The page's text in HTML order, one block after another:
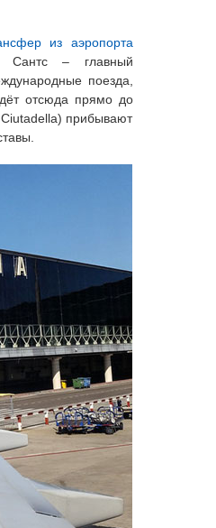
из аэропорта
Сантс – главный
поезда,
отсюда прямо до
прибывают